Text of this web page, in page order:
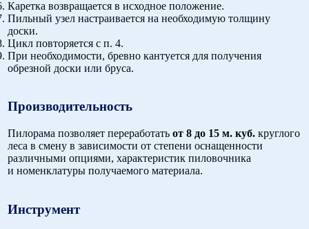
Каретка возвращается в исходное положение.
Пильный узел настраивается на необходимую толщину
доски.
Цикл повторяется с п. 4.
При необходимости, бревно кантуется для получения
обрезной доски или бруса.
Производительность
Пилорама позволяет переработатьот 8 до 15 м. куб. круглого
леса в смену в зависимости от степени оснащенности
различными опциями, характеристик пиловочника
и номенклатуры получаемого материала.
Инструмент